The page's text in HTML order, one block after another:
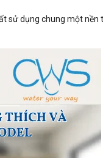
sử dụng chung một nền